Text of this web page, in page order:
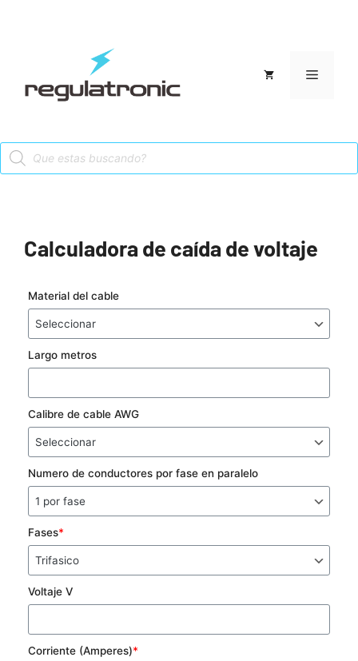
Menú
Products
search
Calculadora de caída de voltaje
Material del cable
Largo metros
Calibre de cable AWG
Numero de conductores por fase en paralelo
Fases*
Voltaje V
Corriente (Amperes)*